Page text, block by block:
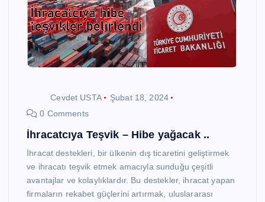
Cevdet USTA
Şubat 18, 2024
0 Comments
İhracatcıya Teşvik – Hibe yağacak ..
İhracat destekleri, bir ülkenin dış ticaretini geliştirmek
ve ihracatı teşvik etmek amacıyla sunduğu çeşitli
avantajlar ve kolaylıklardır. Bu destekler, ihracat yapan
firmaların rekabet güçlerini artırmak, uluslararası